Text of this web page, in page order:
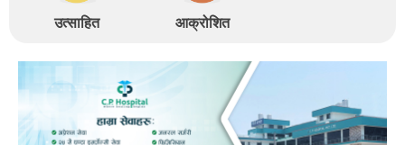
उत्साहित आक्रोशित